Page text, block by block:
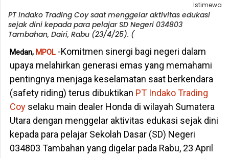
Istimewa
PT Indako Trading Coy saat menggelar aktivitas edukasi
sejak dini kepada para pelajar SD Negeri 034803
Tambahan, Dairi, Rabu (23/4/25). (
Medan, MPOL-Komitmen sinergi bagi negeri dalam
upaya melahirkan generasi emas yang memahami
pentingnya menjaga keselamatan saat berkendara
(safety riding) terus dibuktikan PT Indako Trading
Coyselaku main dealer Honda di wilayah Sumatera
Utara dengan menggelar aktivitas edukasi sejak dini
kepada para pelajar Sekolah Dasar (SD) Negeri
034803 Tambahan yang digelar pada Rabu, 23 April